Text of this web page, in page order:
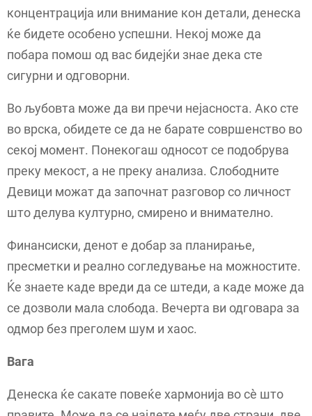
концентрација или внимание кон детали, денеска
ќе бидете особено успешни. Некој може да
побара помош од вас бидејќи знае дека сте
сигурни и одговорни.
Во љубовта може да ви пречи нејасноста. Ако сте
во врска, обидете се да не барате совршенство во
секој момент. Понекогаш односот се подобрува
преку мекост, а не преку анализа. Слободните
Девици можат да започнат разговор со личност
што делува културно, смирено и внимателно.
Финансиски, денот е добар за планирање,
пресметки и реално согледување на можностите.
Ќе знаете каде вреди да се штеди, а каде може да
се дозволи мала слобода. Вечерта ви одговара за
одмор без преголем шум и хаос.
Вага
Денеска ќе сакате повеќе хармонија во сè што